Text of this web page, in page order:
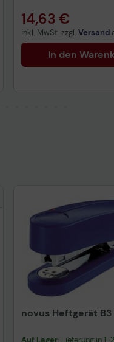
14,63 €
inkl. MwSt. zzgl. Versand
In den
novus Heftgerät
Auf Lager: Lieferung in